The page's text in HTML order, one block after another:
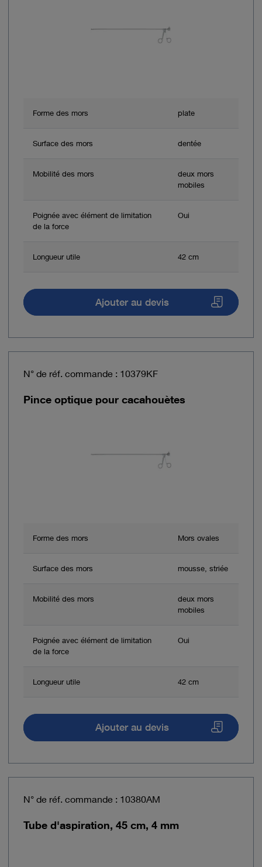
Forme des mors plate
Surface des mors dentée
Mobilité des mors
deux mors
mobiles
Poignée avec élément de limitation
de la force
Oui
Longueur utile 42 cm
Ajouter au devis
N° de réf. commande : 10379KF
Pince optique pour cacahouètes
Forme des mors Mors ovales
Surface des mors mousse, striée
Mobilité des mors
deux mors
mobiles
Poignée avec élément de limitation
de la force
Oui
Longueur utile 42 cm
Ajouter au devis
N° de réf. commande : 10380AM
Tube d'aspiration, 45 cm, 4 mm